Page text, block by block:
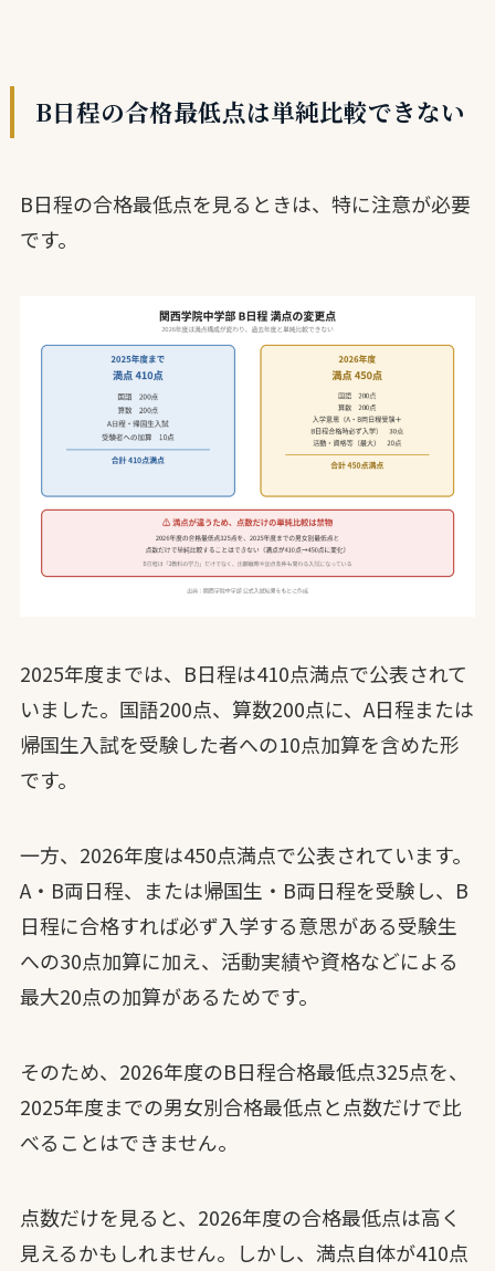
B日程の合格最低点は単純比較できない
B日程の合格最低点を見るときは、特に注意が必要
です。
2025年度までは、B日程は410点満点で公表されて
いました。国語200点、算数200点に、A日程または
帰国生入試を受験した者への10点加算を含めた形
です。
一方、2026年度は450点満点で公表されています。
A・B両日程、または帰国生・B両日程を受験し、B
日程に合格すれば必ず入学する意思がある受験生
への30点加算に加え、活動実績や資格などによる
最大20点の加算があるためです。
そのため、2026年度のB日程合格最低点325点を、
2025年度までの男女別合格最低点と点数だけで比
べることはできません。
点数だけを見ると、2026年度の合格最低点は高く
見えるかもしれません。しかし、満点自体が410点